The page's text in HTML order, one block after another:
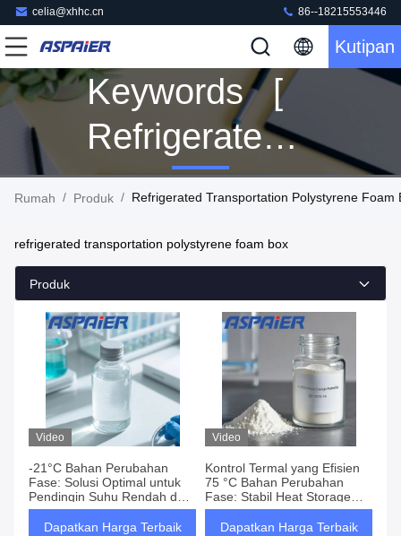
celia@xhhc.cn 86--18215553446
Kutipan
Keywords [
Refrigerated
Transportation
Foam Box ]
Match 2
Produk
Rumah / Produk / Refrigerated Transportation Polystyrene Foam
refrigerated transportation polystyrene foam box
Produk
Video
-21°C Bahan Perubahan
Fase: Solusi Optimal untuk
Pendingin Suhu Rendah dan
Penyimpanan Energi
Efisiensi Tinggi
Dapatkan Harga Terbaik
Video
Kontrol Termal yang Efisien
75 °C Bahan Perubahan
Fase: Stabil Heat Storage
Master, Model Ketahanan
Siklus, Memungkinkan Energi
Dapatkan Harga Terbaik